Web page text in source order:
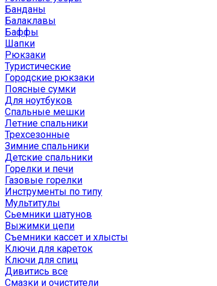
Банданы
Балаклавы
Баффы
Шапки
Рюкзаки
Туристические
Городские рюкзаки
Поясные сумки
Для ноутбуков
Спальные мешки
Летние спальники
Трехсезонные
Зимние спальники
Детские спальники
Горелки и печи
Газовые горелки
Инструменты по типу
Мультитулы
Сьемники шатунов
Выжимки цепи
Съемники кассет и хлысты
Ключи для кареток
Ключи для спиц
Дивитись все
Смазки и очистители